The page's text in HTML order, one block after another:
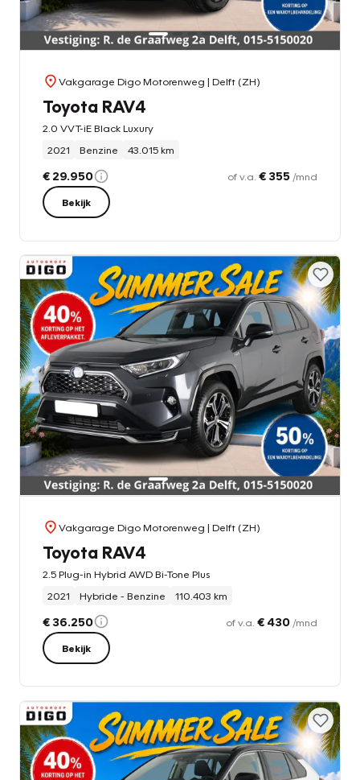
Vakgarage Digo Motorenweg | Delft (ZH)
Toyota RAV4
2.0 VVT-iE Black Luxury
2021
Benzine 43.015 km
€ 29.950 of v.a. € 355 /mnd
Bekijk
Vakgarage Digo Motorenweg | Delft (ZH)
Toyota RAV4
2.5 Plug-in Hybrid AWD Bi-Tone Plus
2021
Hybride - Benzine 110.403 km
€ 36.250 of v.a. € 430 /mnd
Bekijk